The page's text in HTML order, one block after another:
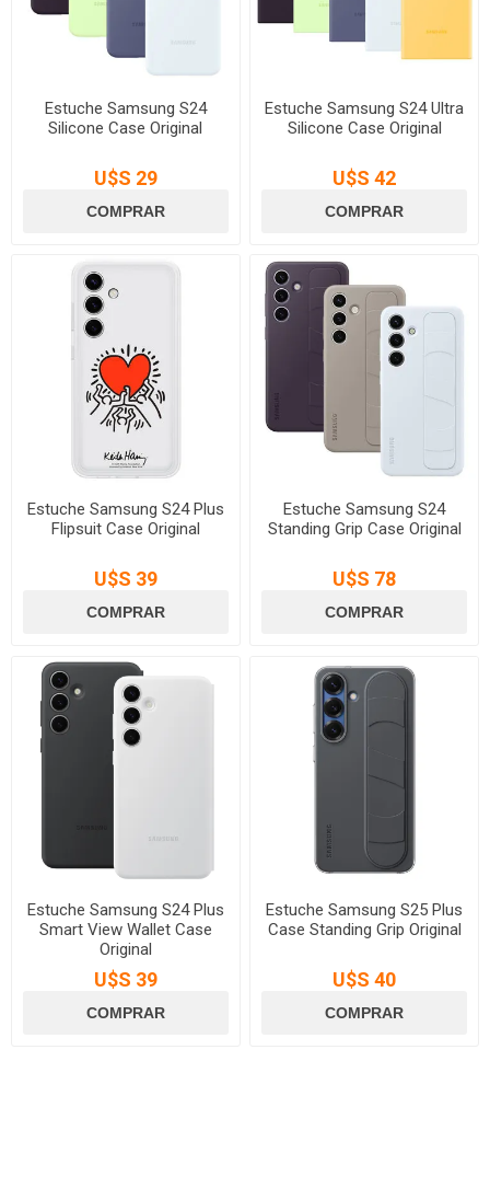
Estuche Samsung S24
Silicone Case Original
U$S 29
Estuche Samsung S24 Ultra
Silicone Case Original
U$S 42
Estuche Samsung S24 Plus
Flipsuit Case Original
U$S 39
Estuche Samsung S24
Standing Grip Case Original
U$S 78
Estuche Samsung S24 Plus
Smart View Wallet Case
Original
U$S 39
Estuche Samsung S25 Plus
Case Standing Grip Original
U$S 40